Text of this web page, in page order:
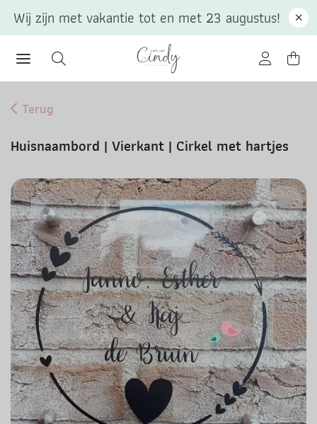
Terug
Huisnaambord | Vierkant | Cirkel met hartjes
Wij zijn met vakantie tot en met 23 augustus!